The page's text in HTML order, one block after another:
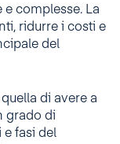
complesse. La
ridurre i costi e
del
quella di avere a
grado di
e fasi del